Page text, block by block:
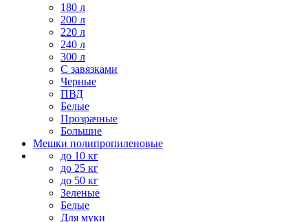
180 л
200 л
220 л
240 л
300 л
С завязками
Черные
ПВД
Белые
Прозрачные
Большие
Мешки полипропиленовые
до 10 кг
до 25 кг
до 50 кг
Зеленые
Белые
Для муки